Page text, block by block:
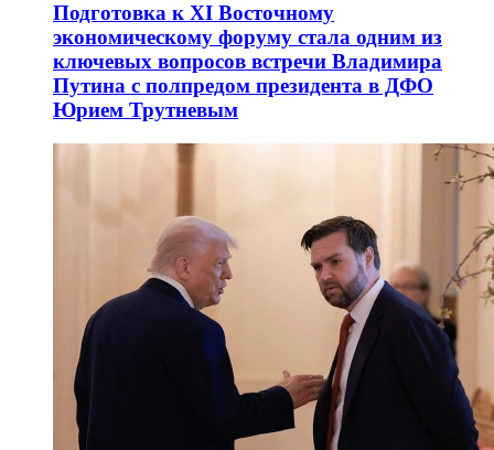
Подготовка к XI Восточному
экономическому форуму стала одним из
ключевых вопросов встречи Владимира
Путина с полпредом президента в ДФО
Юрием Трутневым